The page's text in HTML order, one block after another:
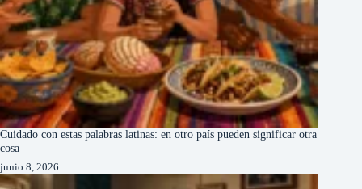
Cuidado con estas palabras latinas: en otro país pueden significar otra
cosa
junio 8, 2026